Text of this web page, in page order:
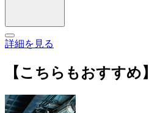
詳細を見る
【こちらもおすすめ】